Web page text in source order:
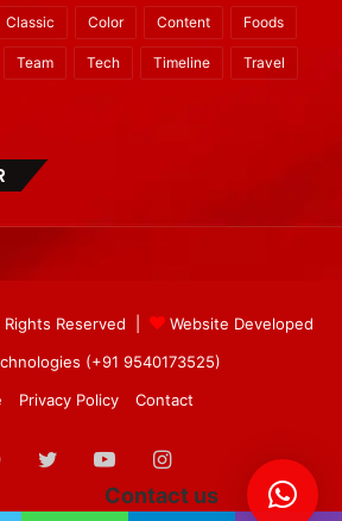
Classic Color Content Foods
Team Tech Timeline Travel
Reserved |
Website Developed
(+91 9540173525)
Privacy Policy Contact
Facebook
TwitterYouTubeInstagram
Contact us